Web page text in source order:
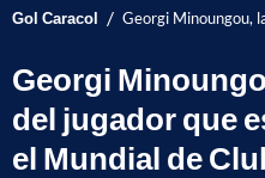
Gol Caracol / Georgi Minoungou,
Georgi
del jugador que
el Mundial de